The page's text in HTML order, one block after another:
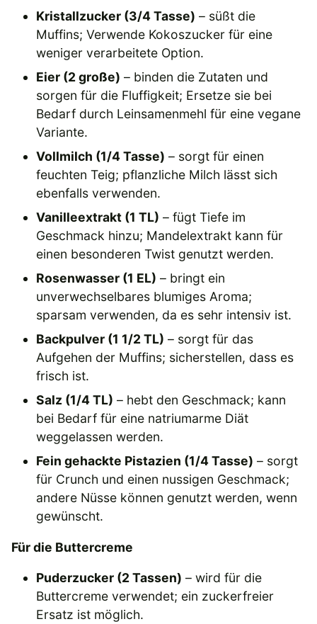
Kristallzucker (3/4 Tasse) – süßt die
Muffins; Verwende Kokoszucker für eine
weniger verarbeitete Option.
Eier (2 große) – binden die Zutaten und
sorgen für die Fluffigkeit; Ersetze sie bei
Bedarf durch Leinsamenmehl für eine vegane
Variante.
Vollmilch (1/4 Tasse) – sorgt für einen
feuchten Teig; pflanzliche Milch lässt sich
ebenfalls verwenden.
Vanilleextrakt (1 TL) – fügt Tiefe im
Geschmack hinzu; Mandelextrakt kann für
einen besonderen Twist genutzt werden.
Rosenwasser (1 EL) – bringt ein
unverwechselbares blumiges Aroma;
sparsam verwenden, da es sehr intensiv ist.
Backpulver (1 1/2 TL) – sorgt für das
Aufgehen der Muffins; sicherstellen, dass es
frisch ist.
Salz (1/4 TL) – hebt den Geschmack; kann
bei Bedarf für eine natriumarme Diät
weggelassen werden.
Fein gehackte Pistazien (1/4 Tasse) – sorgt
für Crunch und einen nussigen Geschmack;
andere Nüsse können genutzt werden, wenn
gewünscht.
Für die Buttercreme
Puderzucker (2 Tassen) – wird für die
Buttercreme verwendet; ein zuckerfreier
Ersatz ist möglich.